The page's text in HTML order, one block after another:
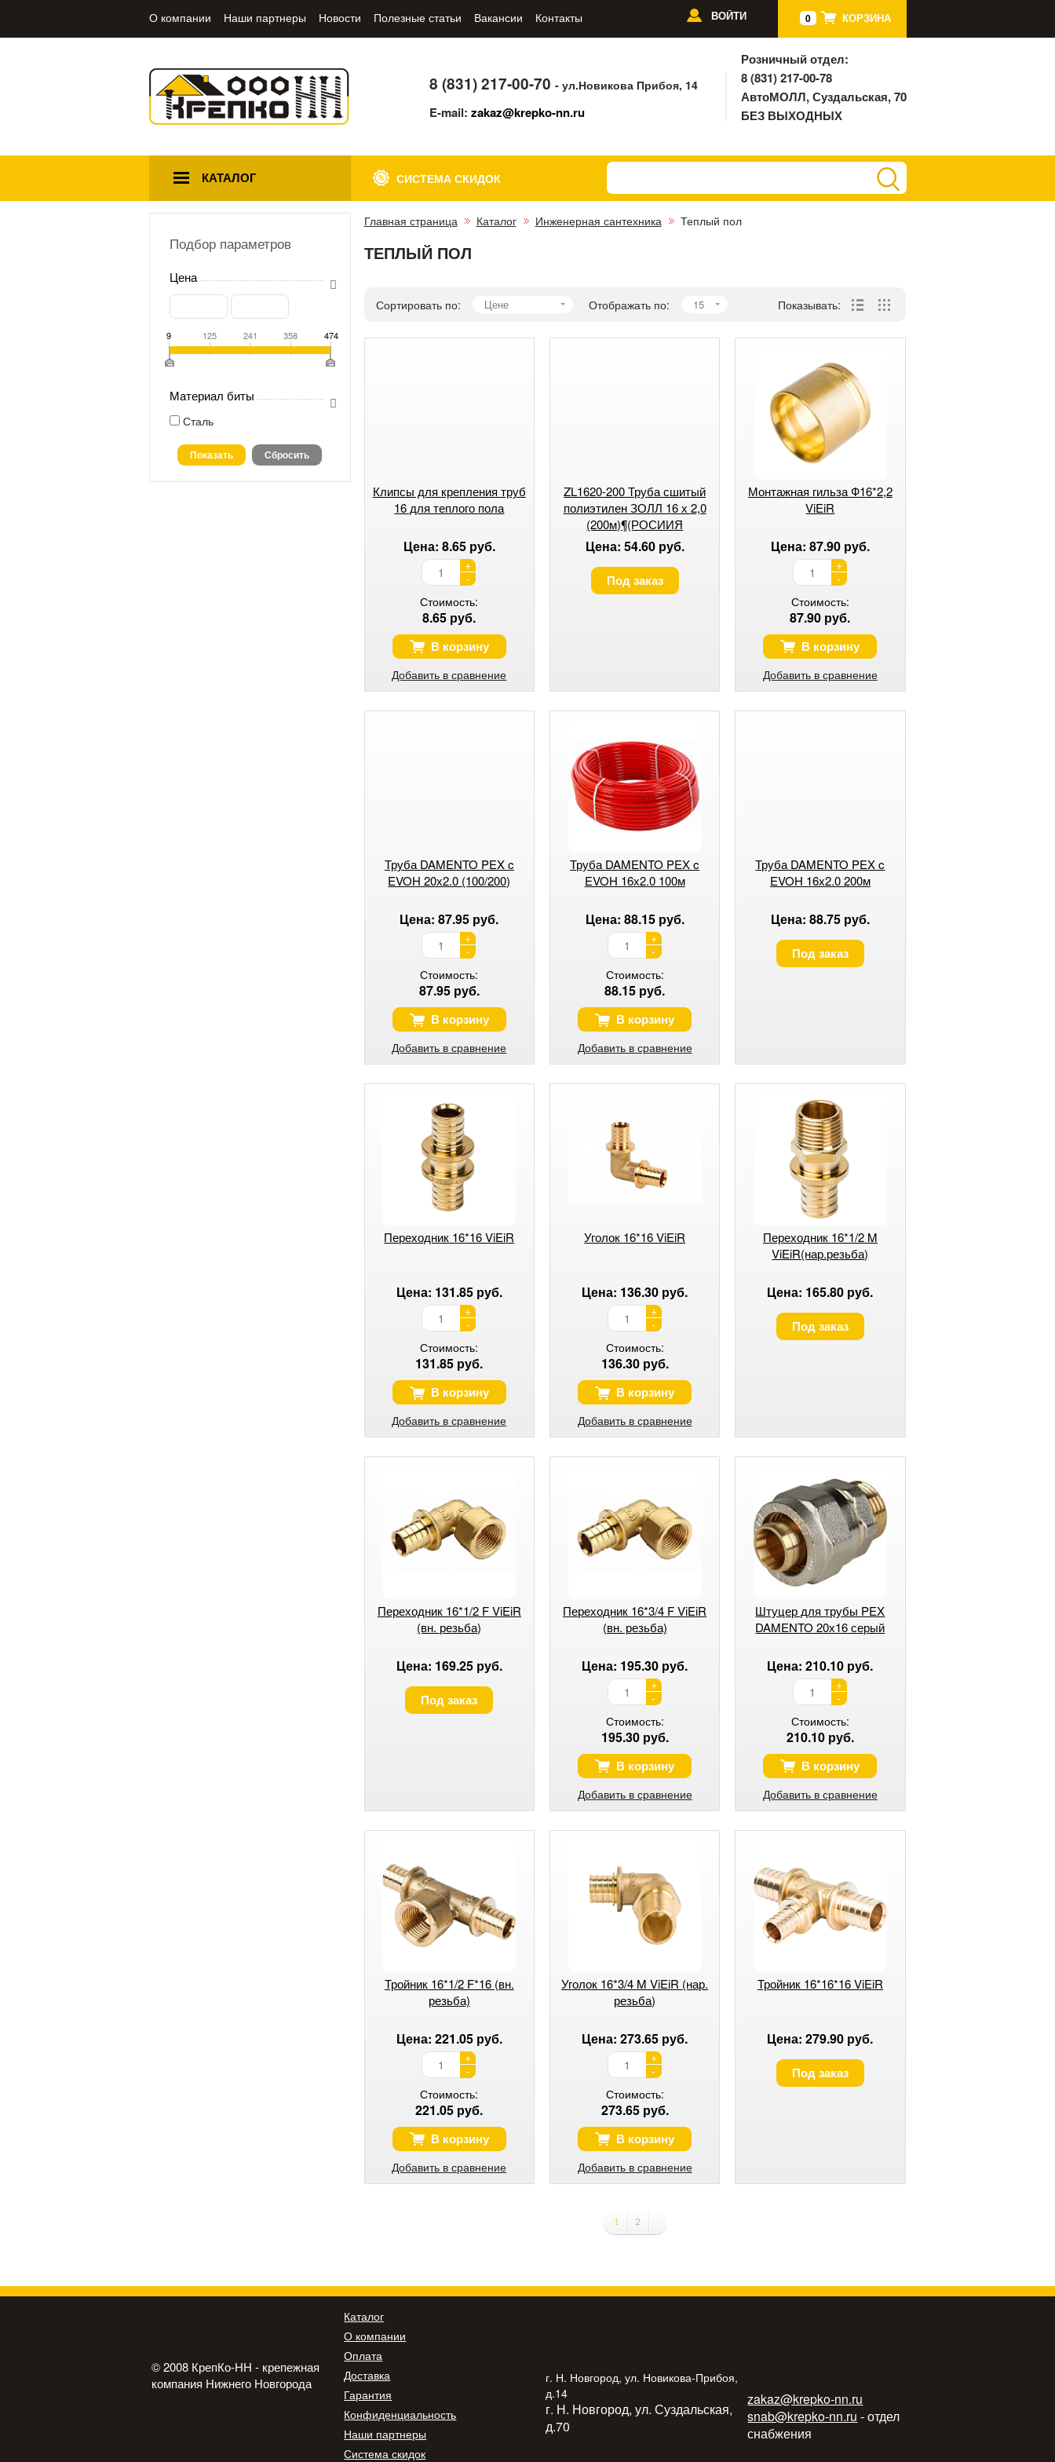
О компании Наши партнеры Новости Полезные статьи Вакансии Контакты 0 КОРЗИНА
ВОЙТИ
8 (831) 217-00-70- ул.Новикова Прибоя, 14
E-mail:zakaz@krepko-nn.ru
Розничный отдел:
8 (831) 217-00-78
АвтоМОЛЛ, Суздальская, 70
БЕЗ ВЫХОДНЫХ
КАТАЛОГ СИСТЕМА СКИДОК
Подбор параметров
Цена
9 125 241 358 474
Материал биты
Сталь
Главная страница Каталог Инженерная сантехника Теплый пол
ТЕПЛЫЙ ПОЛ
Сортировать по: Цене Отображать по: 15 Показывать:
Клипсы для крепления труб
16 для теплого пола
Цена: 8.65 руб.
+
-
Стоимость:
8.65 руб.
В корзину
Добавить в сравнение
ZL1620-200 Труба сшитый
полиэтилен ЗОЛЛ 16 х 2,0
(200м)¶(РОСИИЯ
Цена: 54.60 руб.
Под заказ
Монтажная гильза Ф16*2,2
ViEiR
Цена: 87.90 руб.
+
-
Стоимость:
87.90 руб.
В корзину
Добавить в сравнение
Труба DAMENTO PEX c
EVOH 20х2.0 (100/200)
Цена: 87.95 руб.
+
-
Стоимость:
87.95 руб.
В корзину
Добавить в сравнение
Труба DAMENTO PEX c
EVOH 16х2.0 100м
Цена: 88.15 руб.
+
-
Стоимость:
88.15 руб.
В корзину
Добавить в сравнение
Труба DAMENTO PEX c
EVOH 16х2.0 200м
Цена: 88.75 руб.
Под заказ
Переходник 16*16 ViEiR
Цена: 131.85 руб.
+
-
Стоимость:
131.85 руб.
В корзину
Добавить в сравнение
Уголок 16*16 ViEiR
Цена: 136.30 руб.
+
-
Стоимость:
136.30 руб.
В корзину
Добавить в сравнение
Переходник 16*1/2 M
ViEiR(нар.резьба)
Цена: 165.80 руб.
Под заказ
Переходник 16*1/2 F ViEiR
(вн. резьба)
Цена: 169.25 руб.
Под заказ
Переходник 16*3/4 F ViEiR
(вн. резьба)
Цена: 195.30 руб.
+
-
Стоимость:
195.30 руб.
В корзину
Добавить в сравнение
Штуцер для трубы PEX
DAMENTO 20х16 серый
Цена: 210.10 руб.
+
-
Стоимость:
210.10 руб.
В корзину
Добавить в сравнение
Тройник 16*1/2 F*16 (вн.
резьба)
Цена: 221.05 руб.
+
-
Стоимость:
221.05 руб.
В корзину
Добавить в сравнение
Уголок 16*3/4 M ViEiR (нар.
резьба)
Цена: 273.65 руб.
+
-
Стоимость:
273.65 руб.
В корзину
Добавить в сравнение
Тройник 16*16*16 ViEiR
Цена: 279.90 руб.
Под заказ
1 2
© 2008 КрепКо-НН - крепежная
компания Нижнего Новгорода
Каталог
О компании
Оплата
Доставка
Гарантия
Конфиденциальность
Наши партнеры
Система скидок
г. Н. Новгород, ул. Новикова-Прибоя,
д.14
г. Н. Новгород, ул. Суздальская,
д.70
zakaz@krepko-nn.ru
snab@krepko-nn.ru - отдел
снабжения